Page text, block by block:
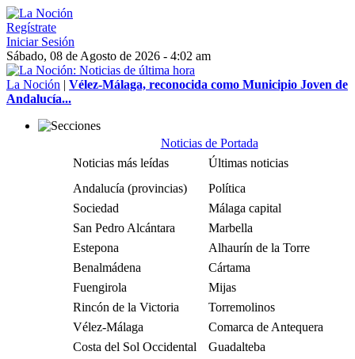
Regístrate
Iniciar Sesión
Sábado, 08 de Agosto de 2026 - 4:02 am
La Noción | Vélez-Málaga, reconocida como Municipio Joven de
Andalucía...
Noticias de Portada
Noticias más leídas
Últimas noticias
Andalucía (provincias)
Política
Sociedad
Málaga capital
San Pedro Alcántara
Marbella
Estepona
Alhaurín de la Torre
Benalmádena
Cártama
Fuengirola
Mijas
Rincón de la Victoria
Torremolinos
Vélez-Málaga
Comarca de Antequera
Costa del Sol Occidental
Guadalteba